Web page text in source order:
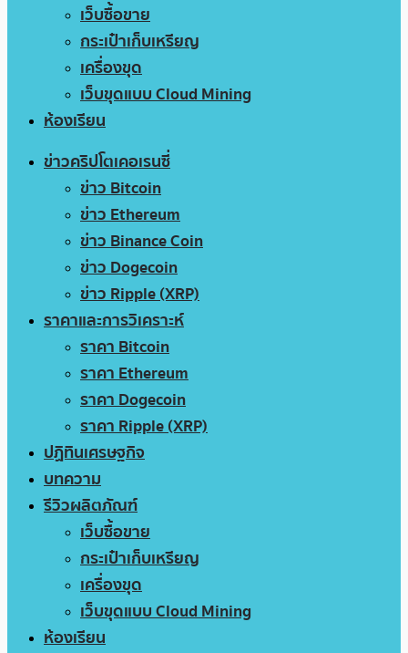
เว็บซื้อขาย
กระเป๋าเก็บเหรียญ
เครื่องขุด
เว็บขุดแบบ Cloud Mining
ห้องเรียน
ข่าวคริปโตเคอเรนซี่
ข่าว Bitcoin
ข่าว Ethereum
ข่าว Binance Coin
ข่าว Dogecoin
ข่าว Ripple (XRP)
ราคาและการวิเคราะห์
ราคา Bitcoin
ราคา Ethereum
ราคา Dogecoin
ราคา Ripple (XRP)
ปฏิทินเศรษฐกิจ
บทความ
รีวิวผลิตภัณฑ์
เว็บซื้อขาย
กระเป๋าเก็บเหรียญ
เครื่องขุด
เว็บขุดแบบ Cloud Mining
ห้องเรียน